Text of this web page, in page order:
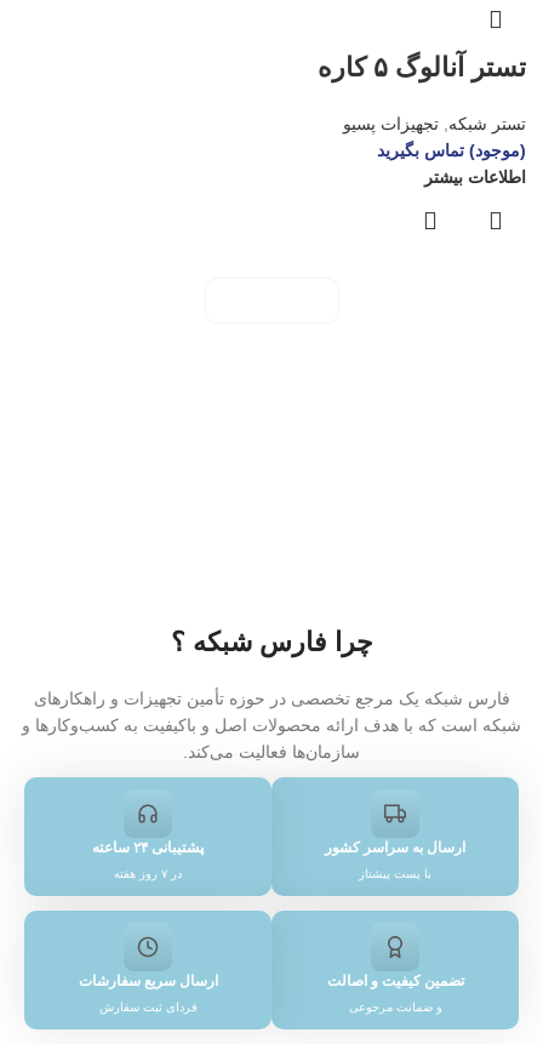
تستر آنالوگ ۵ کاره
تستر شبکه, تجهیزات پسیو
(موجود) تماس بگیرید
اطلاعات بیشتر
چرا فارس شبکه ؟
فارس شبکه یک مرجع تخصصی در حوزه تأمین تجهیزات و راهکارهای
شبکه است که با هدف ارائه محصولات اصل و باکیفیت به کسب‌وکارها و
سازمان‌ها فعالیت می‌کند.
ارسال به سراسر کشور
با پست پیشتاز
پشتیبانی ۲۴ ساعته
در ۷ روز هفته
تضمین کیفیت و اصالت
و ضمانت مرجوعی
ارسال سریع سفارشات
فردای ثبت سفارش